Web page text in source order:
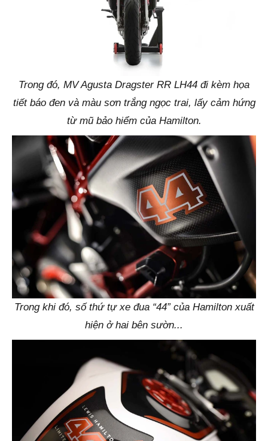
Trong đó, MV Agusta Dragster RR LH44 đi kèm họa
tiết báo đen và màu sơn trắng ngọc trai, lấy cảm hứng
từ mũ bảo hiểm của Hamilton.
Trong khi đó, số thứ tự xe đua “44” của Hamilton xuất
hiện ở hai bên sườn...